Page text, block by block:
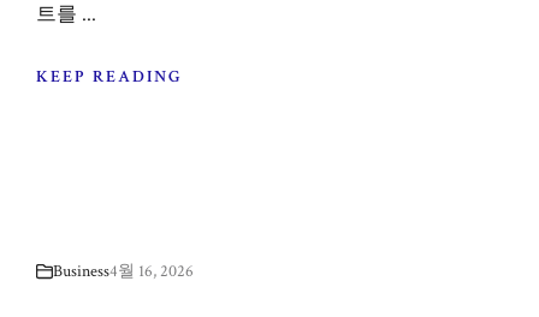
트를 ...
KEEP READING
Business4월 16, 2026